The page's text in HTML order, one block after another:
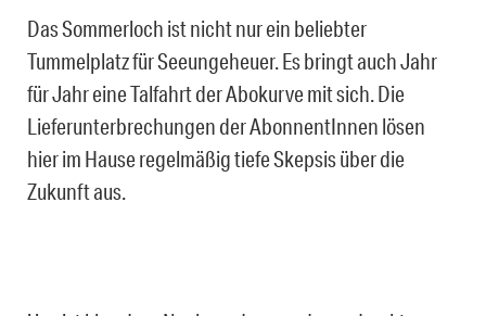
Das Sommerloch ist nicht nur ein beliebter
Tummelplatz für Seeungeheuer. Es bringt auch Jahr
für Jahr eine Talfahrt der Abokurve mit sich. Die
Lieferunterbrechungen der AbonnentInnen lösen
hier im Hause regelmäßig tiefe Skepsis über die
Zukunft aus.